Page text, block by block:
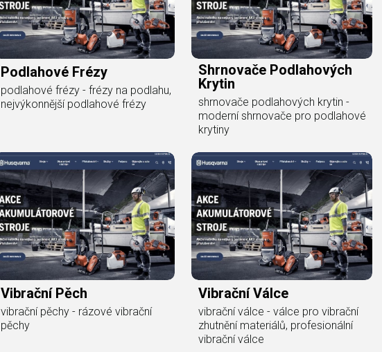
Podlahové Frézy
podlahové frézy - frézy na podlahu,
nejvýkonnější podlahové frézy
Shrnovače Podlahových
Krytin
shrnovače podlahových krytin -
moderní shrnovače pro podlahové
krytiny
Vibrační Pěch
vibrační pěchy - rázové vibrační
pěchy
Vibrační Válce
vibrační válce - válce pro vibrační
zhutnění materiálů, profesionální
vibrační válce